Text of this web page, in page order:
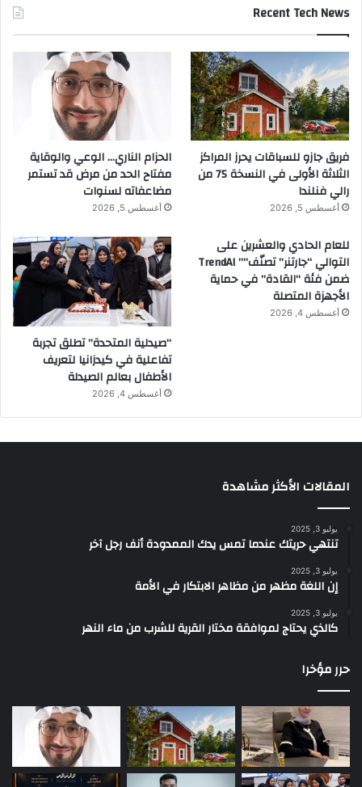
Recent Tech News
فريق جازو للسباقات يحرز المراكز
الثلاثة الأولى في النسخة 75 من
رالي فنلندا
أغسطس 5, 2026
الحزام الناري… الوعي والوقاية
مفتاح الحد من مرض قد تستمر
مضاعفاته لسنوات
أغسطس 5, 2026
للعام الحادي والعشرين على
التوالي “جارتنر” تصنّف”” TrendAI
ضمن فئة “القادة” في حماية
الأجهزة المتصلة
أغسطس 4, 2026
“صيدلية المتحدة” تطلق تجربة
تفاعلية في كيدزانيا لتعريف
الأطفال بعالم الصيدلة
أغسطس 4, 2026
المقالات الأكثر مشاهدة
يوليو 3, 2025
تنتهي حريتك عندما تمس يدك الممدودة أنف رجل آخر
يوليو 3, 2025
إن اللغة مظهر من مظاهر الابتكار في الأمة
يوليو 3, 2025
كالذي يحتاج لموافقة مختار القرية للشرب من ماء النهر
حرر مؤخرا